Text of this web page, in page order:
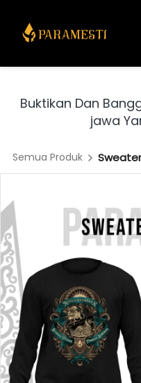
Buktikan Dan
jawa
Semua Produk Sweater